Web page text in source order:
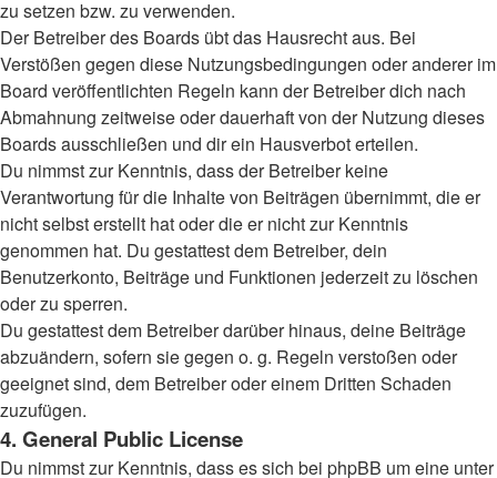
zu setzen bzw. zu verwenden.
Der Betreiber des Boards übt das Hausrecht aus. Bei
Verstößen gegen diese Nutzungsbedingungen oder anderer im
Board veröffentlichten Regeln kann der Betreiber dich nach
Abmahnung zeitweise oder dauerhaft von der Nutzung dieses
Boards ausschließen und dir ein Hausverbot erteilen.
Du nimmst zur Kenntnis, dass der Betreiber keine
Verantwortung für die Inhalte von Beiträgen übernimmt, die er
nicht selbst erstellt hat oder die er nicht zur Kenntnis
genommen hat. Du gestattest dem Betreiber, dein
Benutzerkonto, Beiträge und Funktionen jederzeit zu löschen
oder zu sperren.
Du gestattest dem Betreiber darüber hinaus, deine Beiträge
abzuändern, sofern sie gegen o. g. Regeln verstoßen oder
geeignet sind, dem Betreiber oder einem Dritten Schaden
zuzufügen.
4. General Public License
Du nimmst zur Kenntnis, dass es sich bei phpBB um eine unter